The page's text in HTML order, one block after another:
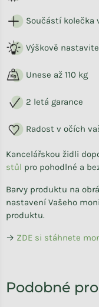
Součástí kolečka
Výškově
Unese až 110 kg
2 letá garance
Radost v očích
Kancelářskou židli
stůl pro pohodlné a
Barvy produktu na
nastavení Vašeho
produktu.
→ ZDE si stáhnete